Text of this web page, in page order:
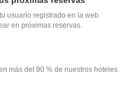
usuario registrado en la web
en próximas reservas.
más del 90 % de nuestros hoteles.